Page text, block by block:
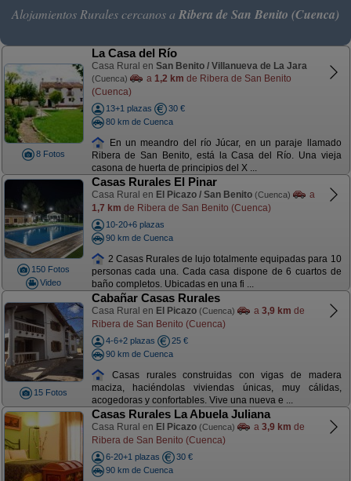
Alojamientos Rurales cercanos a Ribera de San Benito (Cuenca)
8 Fotos
La Casa del Río
Casa Rural en San Benito / Villanueva de La Jara
(Cuenca) a 1,2 km de Ribera de San Benito
(Cuenca)
13+1 plazas
30 €
80 km de Cuenca
En un meandro del río Júcar, en un paraje llamado
Ribera de San Benito, está la Casa del Río. Una vieja
casona de huerta de principios del X ...
150 Fotos
Video
Casas Rurales El Pinar
Casa Rural en El Picazo / San Benito (Cuenca)
a
1,7 km de Ribera de San Benito (Cuenca)
10-20+6 plazas
90 km de Cuenca
2 Casas Rurales de lujo totalmente equipadas para 10
personas cada una. Cada casa dispone de 6 cuartos de
baño completos. Ubicadas en una fi ...
15 Fotos
Cabañar Casas Rurales
Casa Rural en El Picazo (Cuenca) a 3,9 km de
Ribera de San Benito (Cuenca)
4-6+2 plazas
25 €
90 km de Cuenca
Casas rurales construidas con vigas de madera
maciza, haciéndolas viviendas únicas, muy cálidas,
acogedoras y confortables. Vive una nueva e ...
Casas Rurales La Abuela Juliana
Casa Rural en El Picazo (Cuenca) a 3,9 km de
Ribera de San Benito (Cuenca)
6-20+1 plazas
30 €
90 km de Cuenca